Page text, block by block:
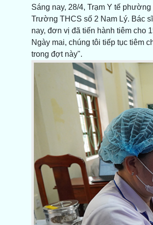
Sáng nay, 28/4, Trạm Y tế
Trường THCS số 2 Nam Lý. Bác
nay, đơn vị đã tiến hành tiêm cho
Ngày mai, chúng tôi tiếp tục tiêm
trong đợt này".